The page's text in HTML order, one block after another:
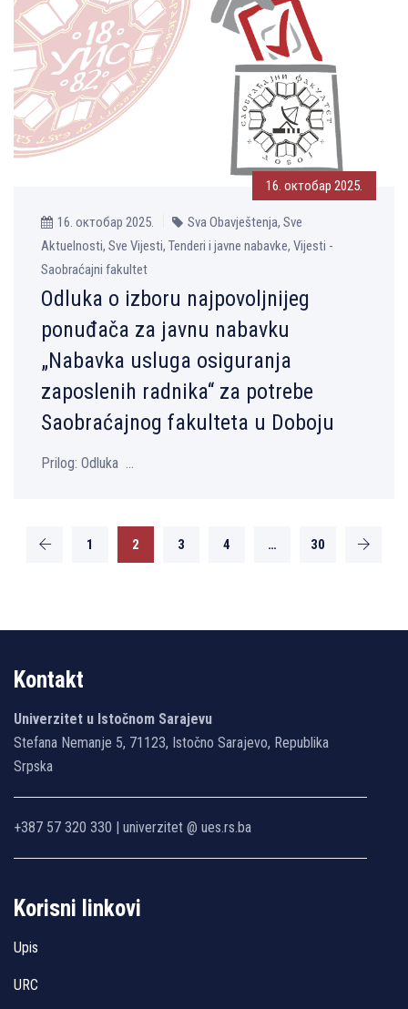
16. октобар 2025.
16. октобар 2025.
Sva Obavještenja, Sve
Aktuelnosti, Sve Vijesti, Tenderi i javne nabavke, Vijesti -
Saobraćajni fakultet
Odluka o izboru najpovolјnijeg
ponuđača za javnu nabavku
„Nabavka usluga osiguranja
zaposlenih radnika“ za potrebe
Saobraćajnog fakulteta u Doboju
Prilog: Odluka ...
1 2 3 4 … 30
Kontakt
Univerzitet u Istočnom Sarajevu
Stefana Nemanje 5, 71123, Istočno Sarajevo, Republika
Srpska
+387 57 320 330 | univerzitet @ ues.rs.ba
Korisni linkovi
Upis
URC